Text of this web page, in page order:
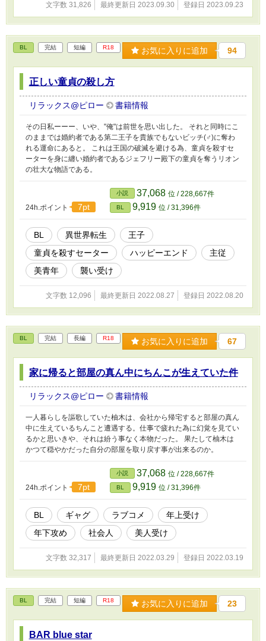
文字数 31,826 最終更新日 2023.09.30 登録日 2023.09.23
BL 完結 短編 R18 お気に入りに追加 94
正しい童貞の殺し方
リラックス@ピロー 書籍情報
その日私ーーー、いや、"俺"は前世を思い出した。 それと同時にこ
のままでは婚約者である第二王子を貴族でもないビッチ(♂)に奪わ
れる運命にあると。 これは王国の破滅を避ける為、童貞を殺すセ
ーターを身に纏い婚約者であるジェフリー殿下の童貞を奪うリオン
の壮大な物語である。
24h.ポイント 7pt
小説 37,068 位 / 228,667件
BL 9,919 位 / 31,396件
BL 異世界転生
王子
童貞を殺すセーター
ハッピーエンド
主従
美青年
襲い受け
文字数 12,096 最終更新日 2022.08.27 登録日 2022.08.20
BL 完結 長編 R18 お気に入りに追加 67
家に帰ると部屋の真ん中にちんこが生えていた件
リラックス@ピロー 書籍情報
一人暮らしを謳歌していた柚木は、会社から帰宅すると部屋の真ん
中に生えているちんこと遭遇する。仕事で疲れた為に幻覚を見てい
るかと思いきや、それは紛う事なく本物だった。 果たして柚木は
かつて穏やかだった自分の部屋を取り戻す事が出来るのか。
24h.ポイント 7pt
小説 37,068 位 / 228,667件
BL 9,919 位 / 31,396件
BL ギャグ ラブコメ
年上受け
年下攻め
社会人 美人受け
文字数 32,317 最終更新日 2022.03.29 登録日 2022.03.19
BL 完結 短編 R18 お気に入りに追加 23
BAR blue star